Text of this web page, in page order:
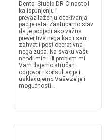
Dental Studio DR O nastoji
ka ispunjenju i
prevazilaženju očekivanja
pacijenata. Zastupamo stav
da je podjednako važna
preventiva nega kao i sam
zahvat i post operativna
nega zuba. Na svaku vašu
neodumicu ili problem mi
Vam dajemo stručan
odgovor i konsultacije i
usklađujemo Vaše želje i
mogućnosti...